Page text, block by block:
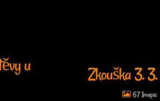
u
Zkouška 3.
67